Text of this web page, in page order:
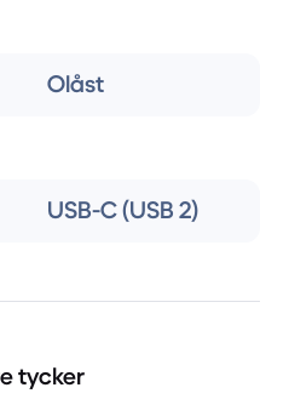
Olåst
USB-C (USB 2)
tycker